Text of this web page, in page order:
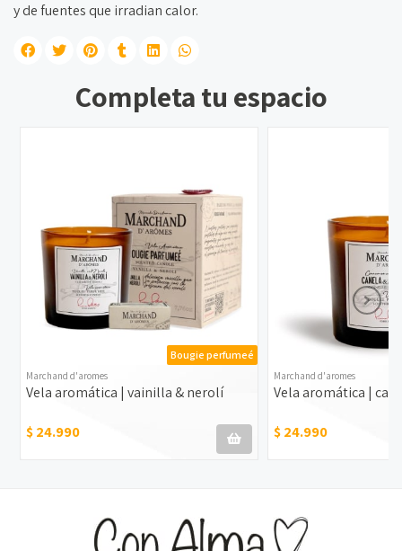
y de fuentes que irradian calor.
Completa tu espacio
Bougie perfumeé
Marchand d'aromes
Vela aromática | vainilla & nerolí
$ 24.990
Marchand d'aromes
Vela aromática |
$ 24.990